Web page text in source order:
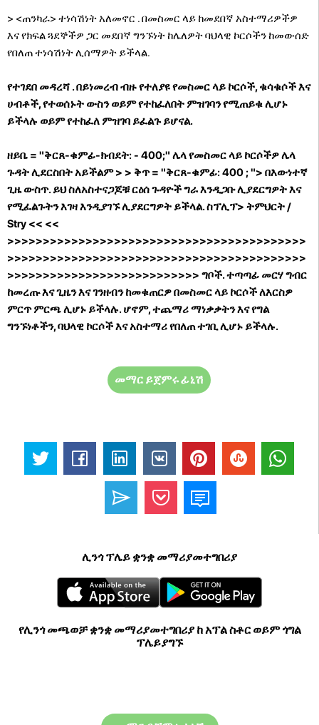
> <ጠንካራ> ተነሳሽነት አለመኖር . በመስመር ላይ ከመደበኛ አስተማሪዎችዎ
እና የክፍል ጓደኞችዎ ጋር መደበኛ ግንኙነት ከሌለዎት ባህላዊ ኮርሶችን ከመውሰድ
የበለጠ ተነሳሽነት ሊሰማዎት ይችላል.
የተገደበ መዳረሻ . በይነመረብ ብዙ የተለያዩ የመስመር ላይ ኮርሶች, ቁሳቁሶች እና
ሀብቶች, የተወሰኑት ውስን ወይም የተከፈለበት ምዝገባን የሚጠይቁ ሊሆኑ
ይችላሉ ወይም የተከፈለ ምዝገባ ይፈልጉ ይሆናል.
ዘይቤ = "ቅርጸ-ቁምፊ-ክብደት: - 400;" ሌላ የመስመር ላይ ኮርሶችዎ ሌላ
ጉዳት ሊደርስበት አይችልም> > ቅጥ = "ቅርጸ-ቁምፊ: 400 ; "> በእውነተኛ
ጊዜ ውስጥ. ይህ ስለአስተናጋጆቹ ርዕሰ ጉዳዮች ግራ እንዲጋቡ ሊያደርግዎት እና
የሚፈልጉትን እገዛ እንዲያገኙ ሊያደርግዎት ይችላል.ስፕሊፕ> ትምህርት /
Stry << <<
>>>>>>>>>>>>>>>>>>>>>>>>>>>>>>>>>>>>>>>>>>
>>>>>>>>>>>>>>>>>>>>>>>>>>>>>>>>>>>>>>>>>>
>>>>>>>>>>>>>>>>>>>>>>>>>>> ግቦች. ተጣጣፊ መርሃ ግብር
ከመረጡ እና ጊዜን እና ገንዘብን ከመቁጠርዎ በመስመር ላይ ኮርሶች ለእርስዎ
ምርጥ ምርጫ ሊሆኑ ይችላሉ. ሆኖም, ተጨማሪ ማነቃቃትን እና የግል
ግንኙነቶችን, ባህላዊ ኮርሶች እና አስተማሪ የበለጠ ተገቢ ሊሆኑ ይችላሉ.
መማር ይጀምሩ ፊኒሽ
ሊንጎ ፕሌይ ቋንቋ መማሪያመተግበሪያ
የሊንጎ መጫወቻ ቋንቋ መማሪያመተግበሪያ ከ አፕል ስቶር ወይም ጎግል
ፕሌይያግኙ